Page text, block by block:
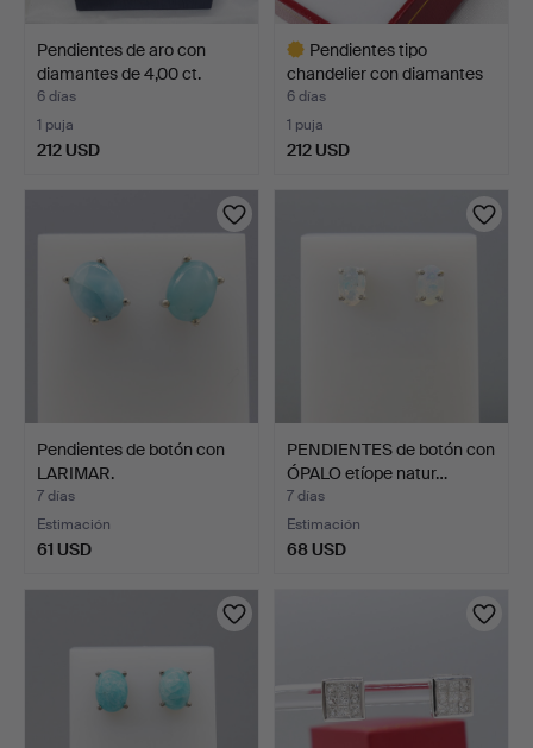
Pendientes de aro con
diamantes de 4,00 ct.
6 días
1 puja
212 USD
Pendientes tipo
chandelier con diamantes
d…
6 días
1 puja
212 USD
Pendientes de botón con
LARIMAR.
7 días
Estimación
61 USD
PENDIENTES de botón con
ÓPALO etíope natur…
7 días
Estimación
68 USD